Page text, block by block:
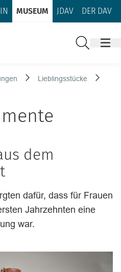
Zum Inhalt
Zur Footer-Navigation
MUSEUM JDAV DER DAV
Lieblingsstücke
dem
dafür, dass für Frauen
Jahrzehnten eine
war.